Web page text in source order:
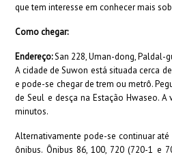
que tem interesse em conhecer mais
Como chegar:
Endereço:San 228, Uman-dong, Paldal-
A cidade de Suwon está situada cerca
e pode-se chegar de trem ou metrô.
de Seul e desça na Estação Hwaseo.
minutos.
Alternativamente pode-se continuar
ônibus. Ônibus 86, 100, 720 (720-1 e